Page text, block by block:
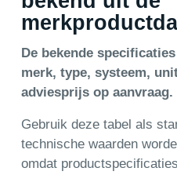
De bekende
merk, type, systeem,
adviesprijs op aanvraag.
Gebruik deze tabel als
technische waarden
omdat